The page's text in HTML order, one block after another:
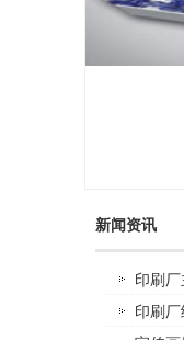
新闻资讯
印刷
印刷